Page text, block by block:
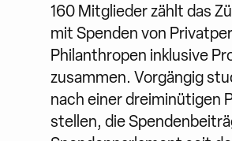
160 Mitglieder zählt das
mit Spenden von
Philanthropen inklusive
zusammen. Vorgängig
nach einer dreiminütigen
stellen, die